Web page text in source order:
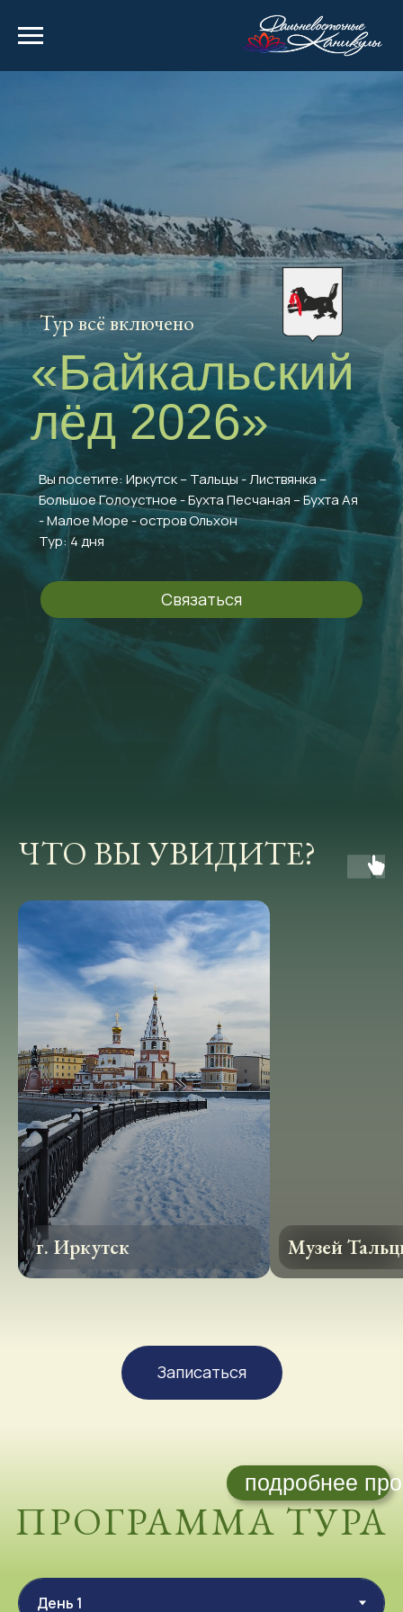
Вы посетите: Иркутск – Тальцы - Листвянка –
Большое Голоустное - Бухта Песчаная – Бухта Ая
- Малое Море - остров Ольхон
Тур: 4 дня
«Байкальский
лёд 2026»
Тур всё включено
Связаться
ЧТО ВЫ УВИДИТЕ?
г. Иркутск Музей
Записаться
ПРОГРАММА ТУРА
подробнее про тур
1 ДЕНЬ
Поездка в музей Тальцы, сибирскую
деревню 17века.
Иркутск, Тальцы, Листвянка
Встреча в Иркутске, знакомство с